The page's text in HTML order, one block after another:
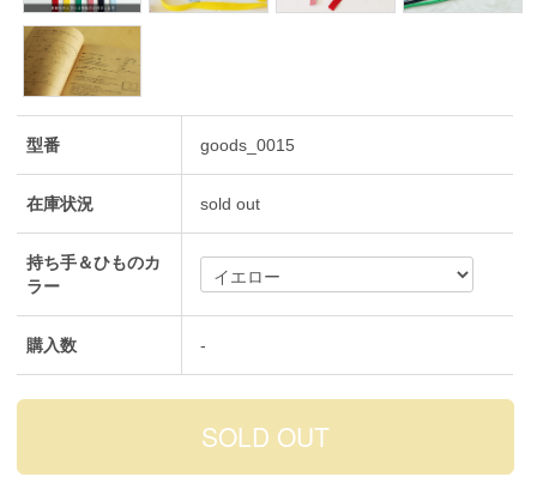
型番 goods_0015
在庫状況 sold out
持ち手＆ひものカ
ラー
購入数 -